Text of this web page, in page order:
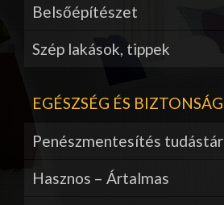
Belsőépítészet
Szép lakások, tippek
EGÉSZSÉG ÉS BIZTONSÁG
Penészmentesítés tudástár
Hasznos – Ártalmas